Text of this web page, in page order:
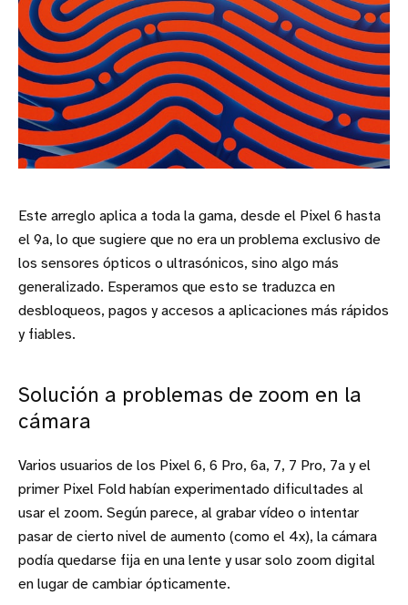
Este arreglo aplica a toda la gama, desde el Pixel 6 hasta
el 9a, lo que sugiere que no era un problema exclusivo de
los sensores ópticos o ultrasónicos, sino algo más
generalizado. Esperamos que esto se traduzca en
desbloqueos, pagos y accesos a aplicaciones más rápidos
y fiables.
Solución a problemas de zoom en la
cámara
Varios usuarios de los Pixel 6, 6 Pro, 6a, 7, 7 Pro, 7a y el
primer Pixel Fold habían experimentado dificultades al
usar el zoom. Según parece, al grabar vídeo o intentar
pasar de cierto nivel de aumento (como el 4x), la cámara
podía quedarse fija en una lente y usar solo zoom digital
en lugar de cambiar ópticamente.